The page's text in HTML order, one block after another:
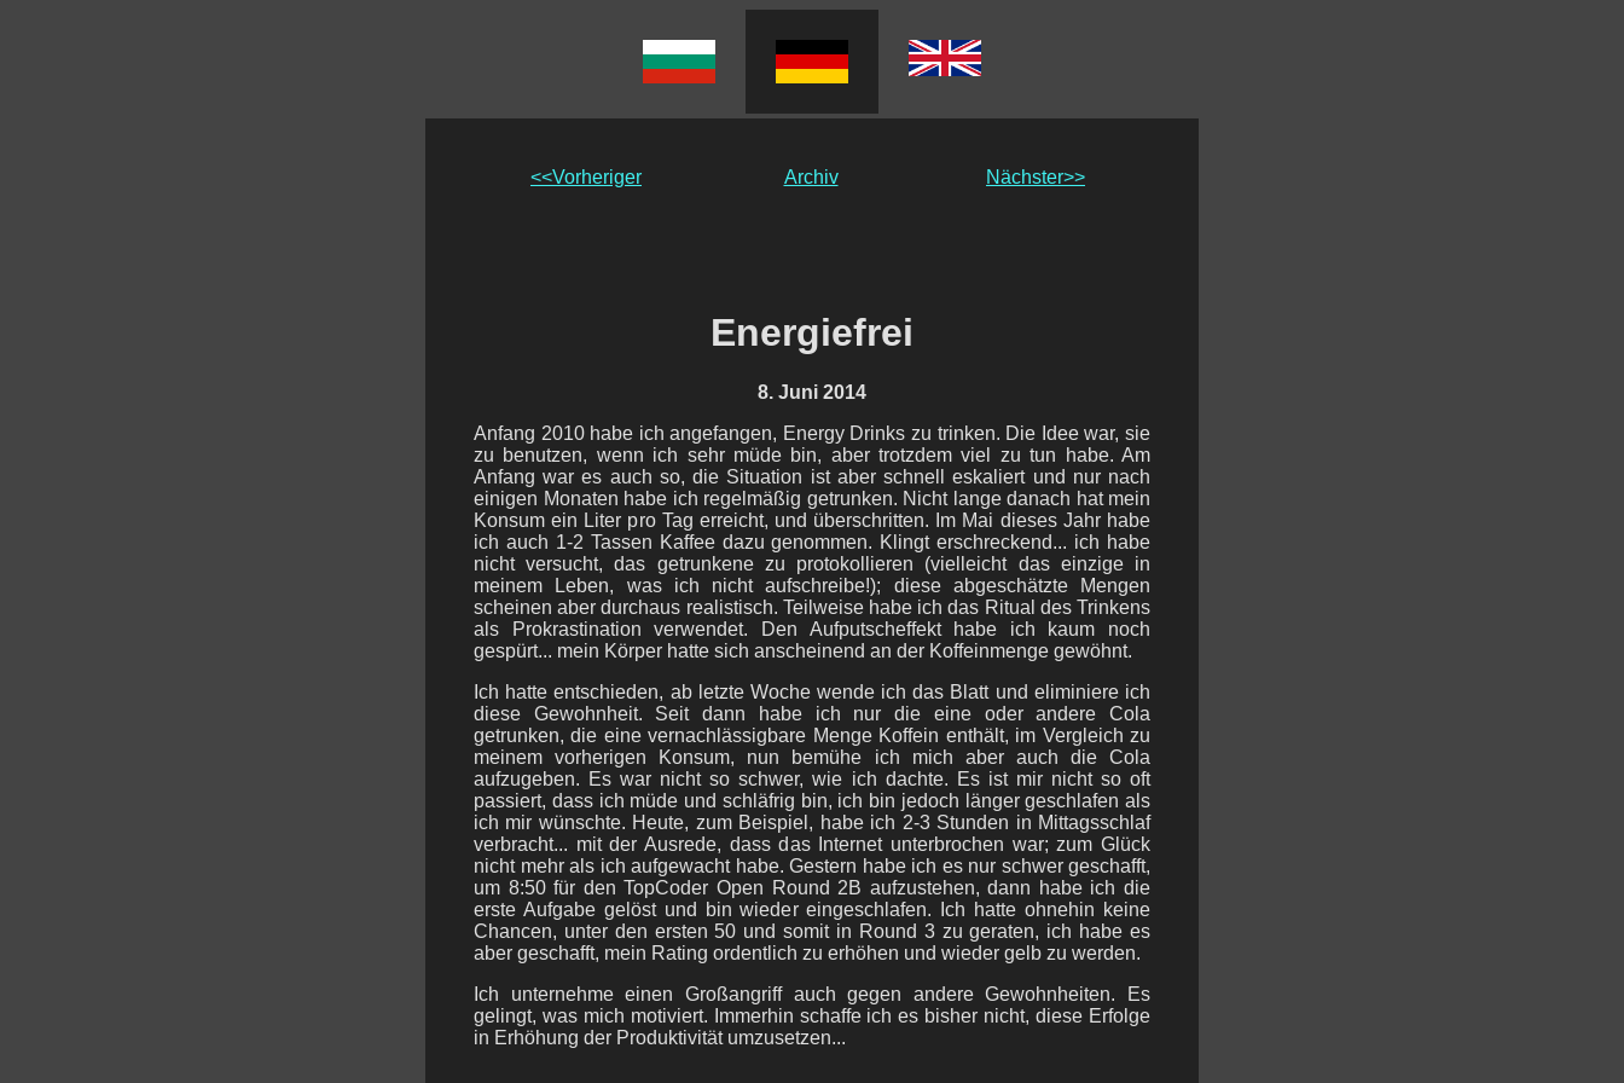
<<Vorheriger Archiv Nächster>>
Energiefrei
8. Juni 2014
Anfang 2010 habe ich angefangen, Energy Drinks zu trinken. Die Idee war, sie
zu benutzen, wenn ich sehr müde bin, aber trotzdem viel zu tun habe. Am
Anfang war es auch so, die Situation ist aber schnell eskaliert und nur nach
einigen Monaten habe ich regelmäßig getrunken. Nicht lange danach hat mein
Konsum ein Liter pro Tag erreicht, und überschritten. Im Mai dieses Jahr habe
ich auch 1-2 Tassen Kaffee dazu genommen. Klingt erschreckend... ich habe
nicht versucht, das getrunkene zu protokollieren (vielleicht das einzige in
meinem Leben, was ich nicht aufschreibe!); diese abgeschätzte Mengen
scheinen aber durchaus realistisch. Teilweise habe ich das Ritual des Trinkens
als Prokrastination verwendet. Den Aufputscheffekt habe ich kaum noch
gespürt... mein Körper hatte sich anscheinend an der Koffeinmenge gewöhnt.
Ich hatte entschieden, ab letzte Woche wende ich das Blatt und eliminiere ich
diese Gewohnheit. Seit dann habe ich nur die eine oder andere Cola
getrunken, die eine vernachlässigbare Menge Koffein enthält, im Vergleich zu
meinem vorherigen Konsum, nun bemühe ich mich aber auch die Cola
aufzugeben. Es war nicht so schwer, wie ich dachte. Es ist mir nicht so oft
passiert, dass ich müde und schläfrig bin, ich bin jedoch länger geschlafen als
ich mir wünschte. Heute, zum Beispiel, habe ich 2-3 Stunden in Mittagsschlaf
verbracht... mit der Ausrede, dass das Internet unterbrochen war; zum Glück
nicht mehr als ich aufgewacht habe. Gestern habe ich es nur schwer geschafft,
um 8:50 für den TopCoder Open Round 2B aufzustehen, dann habe ich die
erste Aufgabe gelöst und bin wieder eingeschlafen. Ich hatte ohnehin keine
Chancen, unter den ersten 50 und somit in Round 3 zu geraten, ich habe es
aber geschafft, mein Rating ordentlich zu erhöhen und wieder gelb zu werden.
Ich unternehme einen Großangriff auch gegen andere Gewohnheiten. Es
gelingt, was mich motiviert. Immerhin schaffe ich es bisher nicht, diese Erfolge
in Erhöhung der Produktivität umzusetzen...